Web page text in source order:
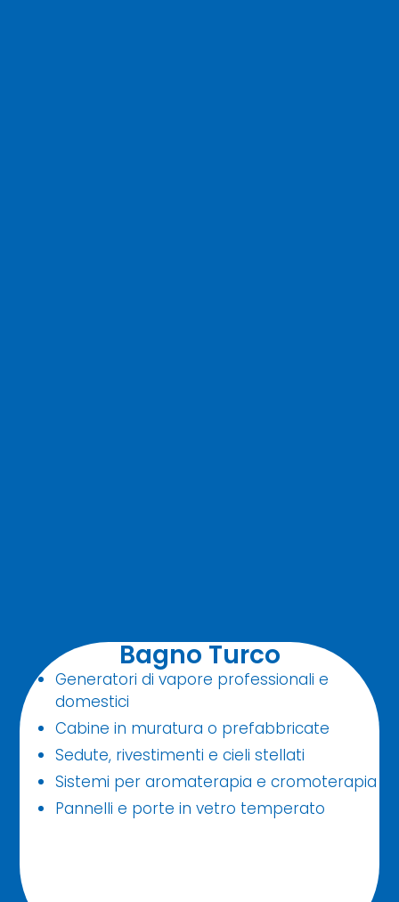
Bagno Turco
Generatori di vapore professionali e
domestici
Cabine in muratura o prefabbricate
Sedute, rivestimenti e cieli stellati
Sistemi per aromaterapia e cromoterapia
Pannelli e porte in vetro temperato